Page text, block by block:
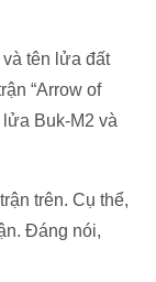
tên lửa đất
“Arrow of
Buk-M2 và
trên. Cụ thể,
Đáng nói,